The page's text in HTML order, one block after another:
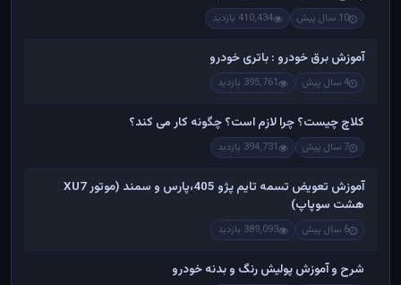
10 سال پیش 410,434 بازدید
آموزش برق خودرو : باتری خودرو
4 سال پیش 395,761 بازدید
کلاچ چیست؟ چرا لازم است؟ چگونه کار می کند؟
7 سال پیش 394,731 بازدید
آموزش تعویض تسمه تایم پژو 405،پارس و سمند (موتور XU7
هشت سوپاپ)
6 سال پیش 389,093 بازدید
شرح و آموزش پولیش رنگ و بدنه خودرو